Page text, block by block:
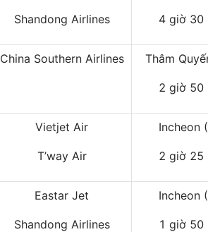
Shandong Airlines 4 giờ 30
China Southern Airlines Thâm
2 giờ 50
Vietjet Air
T’way Air
Incheon
2 giờ 25
Eastar Jet
Shandong Airlines
Incheon
1 giờ 50